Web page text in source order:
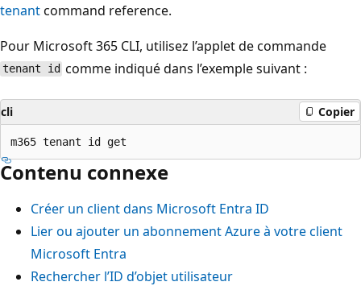
tenantcommand reference.
Pour Microsoft 365 CLI, utilisez l’applet de commande
tenant id comme indiqué dans l’exemple suivant :
cli Copier
Contenu connexe
Créer un client dans Microsoft Entra ID
Lier ou ajouter un abonnement Azure à votre client
Microsoft Entra
Rechercher l’ID d’objet utilisateur